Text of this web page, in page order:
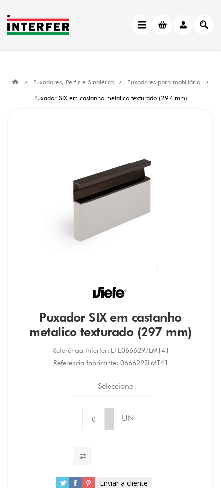
Puxadores, Perfis e Sinalética
Puxadores para mobiliário
Puxador SIX em castanho metalico texturado (297 mm)
Puxador SIX em castanho
metalico texturado (297 mm)
Referência Interfer: EFE0666297LMT41
Referência fabricante: 0666297LMT41
Seleccione
+
-
UN
Enviar a cliente